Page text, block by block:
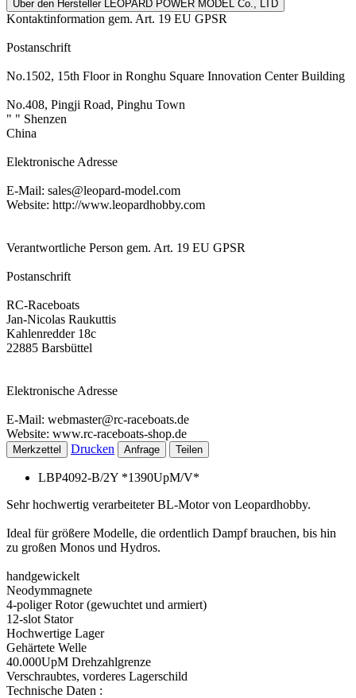
Über den Hersteller LEOPARD POWER MODEL Co., LTD
Kontaktinformation gem. Art. 19 EU GPSR
Postanschrift
No.1502, 15th Floor in Ronghu Square Innovation Center Building
No.408, Pingji Road, Pinghu Town
" " Shenzen
China
Elektronische Adresse
E-Mail: sales@leopard-model.com
Website: http://www.leopardhobby.com
Verantwortliche Person gem. Art. 19 EU GPSR
Postanschrift
RC-Raceboats
Jan-Nicolas Raukuttis
Kahlenredder 18c
22885 Barsbüttel
Elektronische Adresse
E-Mail: webmaster@rc-raceboats.de
Website: www.rc-raceboats-shop.de
Merkzettel Drucken Anfrage Teilen
LBP4092-B/2Y *1390UpM/V*
Sehr hochwertig verarbeiteter BL-Motor von Leopardhobby.
Ideal für größere Modelle, die ordentlich Dampf brauchen, bis hin
zu großen Monos und Hydros.
handgewickelt
Neodymmagnete
4-poliger Rotor (gewuchtet und armiert)
12-slot Stator
Hochwertige Lager
Gehärtete Welle
40.000UpM Drehzahlgrenze
Verschraubtes, vorderes Lagerschild
Technische Daten :